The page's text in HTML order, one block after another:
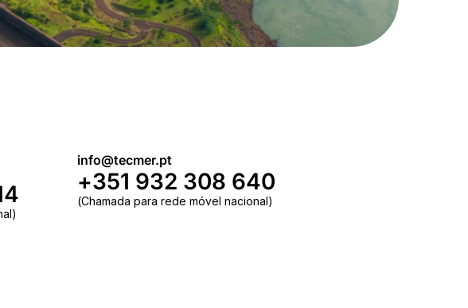
info@tecmer.pt
+351 932 308 640
(Chamada para rede móvel nacional)